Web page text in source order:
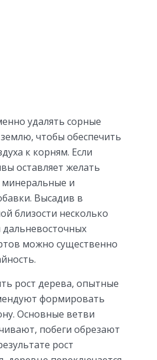
удалять сорные
чтобы обеспечить
к корням. Если
оставляет желать
минеральные и
Высадив в
близости несколько
дальневосточных
можно существенно
рост дерева, опытные
формировать
Основные ветви
побеги обрезают
рост